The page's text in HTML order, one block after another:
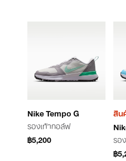
Nike Tempo G
รองเท้ากอล์ฟ
฿5,200
สิน
รอ
฿